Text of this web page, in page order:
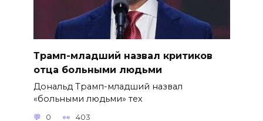
Трамп-младший назвал критиков
отца больными людьми
Дональд Трамп-младший назвал
«больными людьми» тех
0 403